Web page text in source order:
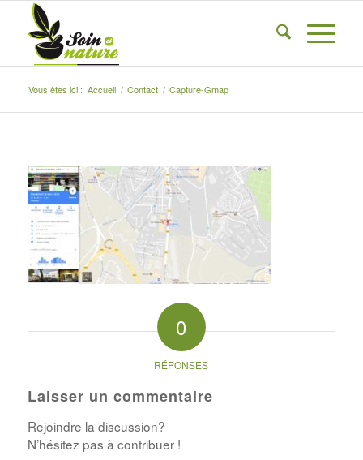
Vous êtes ici : Accueil / Contact / Capture-Gmap
0
RÉPONSES
Laisser un commentaire
Rejoindre la discussion?
N’hésitez pas à contribuer !